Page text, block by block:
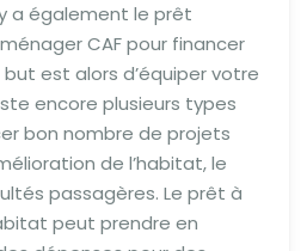
a également le prêt
CAF pour financer
est alors d’équiper votre
encore plusieurs types
bon nombre de projets
de l’habitat, le
passagères. Le prêt à
peut prendre en